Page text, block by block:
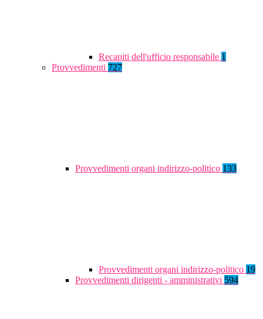
Recapiti dell'ufficio responsabile 1
Provvedimenti 727
Provvedimenti organi indirizzo-politico 133
Provvedimenti organi indirizzo-politico 19
Provvedimenti dirigenti - amministrativi 594